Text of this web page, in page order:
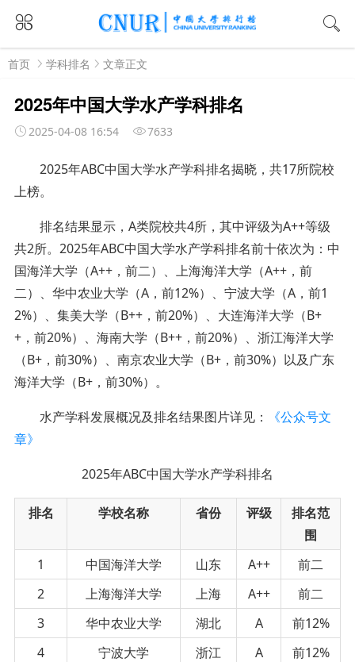
首页 学科排名 文章正文
2025年中国大学水产学科排名
2025-04-08 16:54 7633
2025年ABC中国大学水产学科排名揭晓，共17所院校
上榜。
排名结果显示，A类院校共4所，其中评级为A++等级
共2所。2025年ABC中国大学水产学科排名前十依次为：中
国海洋大学（A++，前二）、上海海洋大学（A++，前
二）、华中农业大学（A，前12%）、宁波大学（A，前1
2%）、集美大学（B++，前20%）、大连海洋大学（B+
+，前20%）、海南大学（B++，前20%）、浙江海洋大学
（B+，前30%）、南京农业大学（B+，前30%）以及广东
海洋大学（B+，前30%）。
水产学科发展概况及排名结果图片详见：
《公众号文
章》
2025年ABC中国大学水产学科排名
排名 学校名称 省份 评级
排名范
围
1
中国海洋大学 山东 A++
前二
2
上海海洋大学 上海 A++
前二
3
华中农业大学 湖北 A
前12%
4
宁波大学 浙江 A
前12%